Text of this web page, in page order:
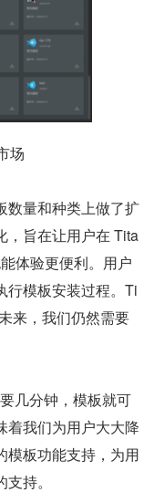
场
数量和种类上做了扩
，旨在让用户在 Tita
体验更便利。用户
行模板安装过程。Ti
来，我们仍然需要
几分钟，模板就可
着我们为用户大大降
模板功能支持，为用
持。